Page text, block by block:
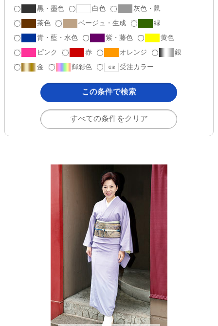
黒・墨色 白色
灰色・鼠
茶色
ベージュ・生成
緑
青・藍・水色
紫・藤色
黄色
ピンク
赤 オレンジ
銀
金
輝彩色 受注カラー